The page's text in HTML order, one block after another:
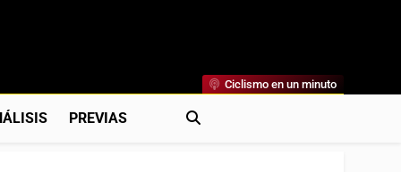
Previas Y Más. La Web Ciclista De Referencia.
Ciclismo en un minuto
PREVIAS